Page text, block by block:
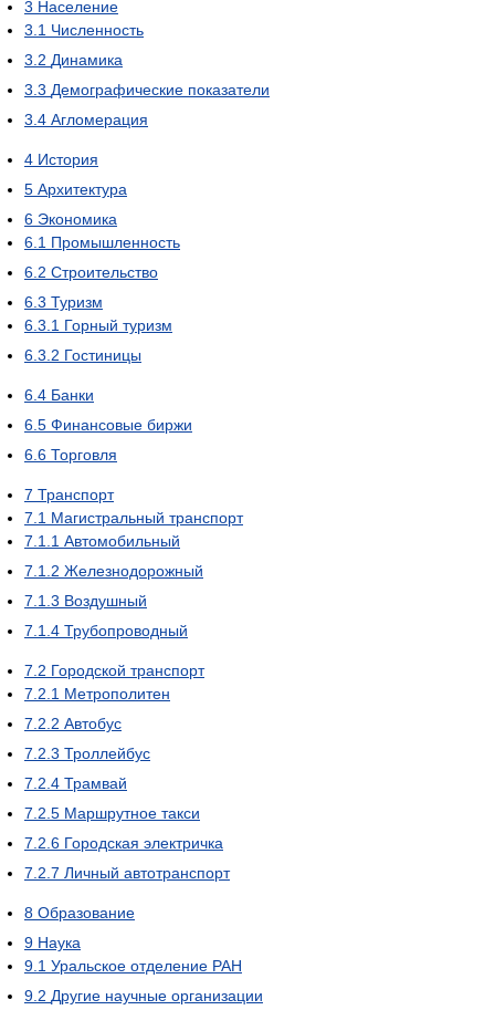
3 Население
3.1 Численность
3.2 Динамика
3.3 Демографические показатели
3.4 Агломерация
4 История
5 Архитектура
6 Экономика
6.1 Промышленность
6.2 Строительство
6.3 Туризм
6.3.1 Горный туризм
6.3.2 Гостиницы
6.4 Банки
6.5 Финансовые биржи
6.6 Торговля
7 Транспорт
7.1 Магистральный транспорт
7.1.1 Автомобильный
7.1.2 Железнодорожный
7.1.3 Воздушный
7.1.4 Трубопроводный
7.2 Городской транспорт
7.2.1 Метрополитен
7.2.2 Автобус
7.2.3 Троллейбус
7.2.4 Трамвай
7.2.5 Маршрутное такси
7.2.6 Городская электричка
7.2.7 Личный автотранспорт
8 Образование
9 Наука
9.1 Уральское отделение РАН
9.2 Другие научные организации